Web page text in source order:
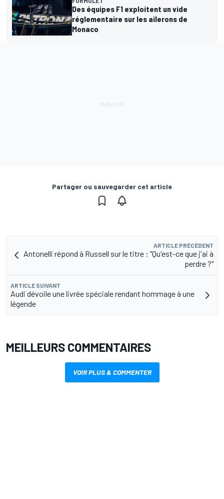
Des équipes F1 exploitent un vide
réglementaire sur les ailerons de
Monaco
Partager ou sauvegarder cet article
ARTICLE PRÉCÉDENT
Antonelli répond à Russell sur le titre : "Qu'est-ce que j'ai à
perdre ?"
ARTICLE SUIVANT
Audi dévoile une livrée spéciale rendant hommage à une
légende
MEILLEURS COMMENTAIRES
VOIR PLUS & COMMENTER